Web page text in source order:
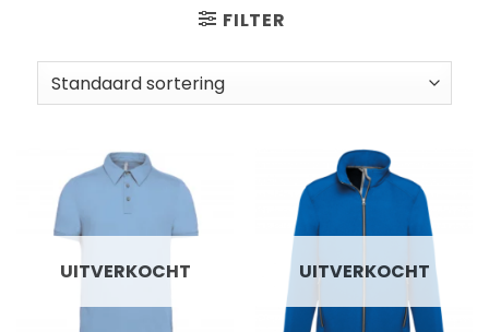
FILTER
UITVERKOCHT UITVERKOCHT